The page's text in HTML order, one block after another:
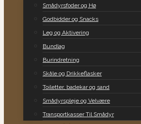
Smådyrsfoder og Hø
Godbidder og Snacks
Leg og Aktivering
Bundlag
Burindretning
Skåle og Drikkeflasker
Toiletter, badekar og sand
Smådyrspleje og Velvære
Transportkasser Til Smådyr